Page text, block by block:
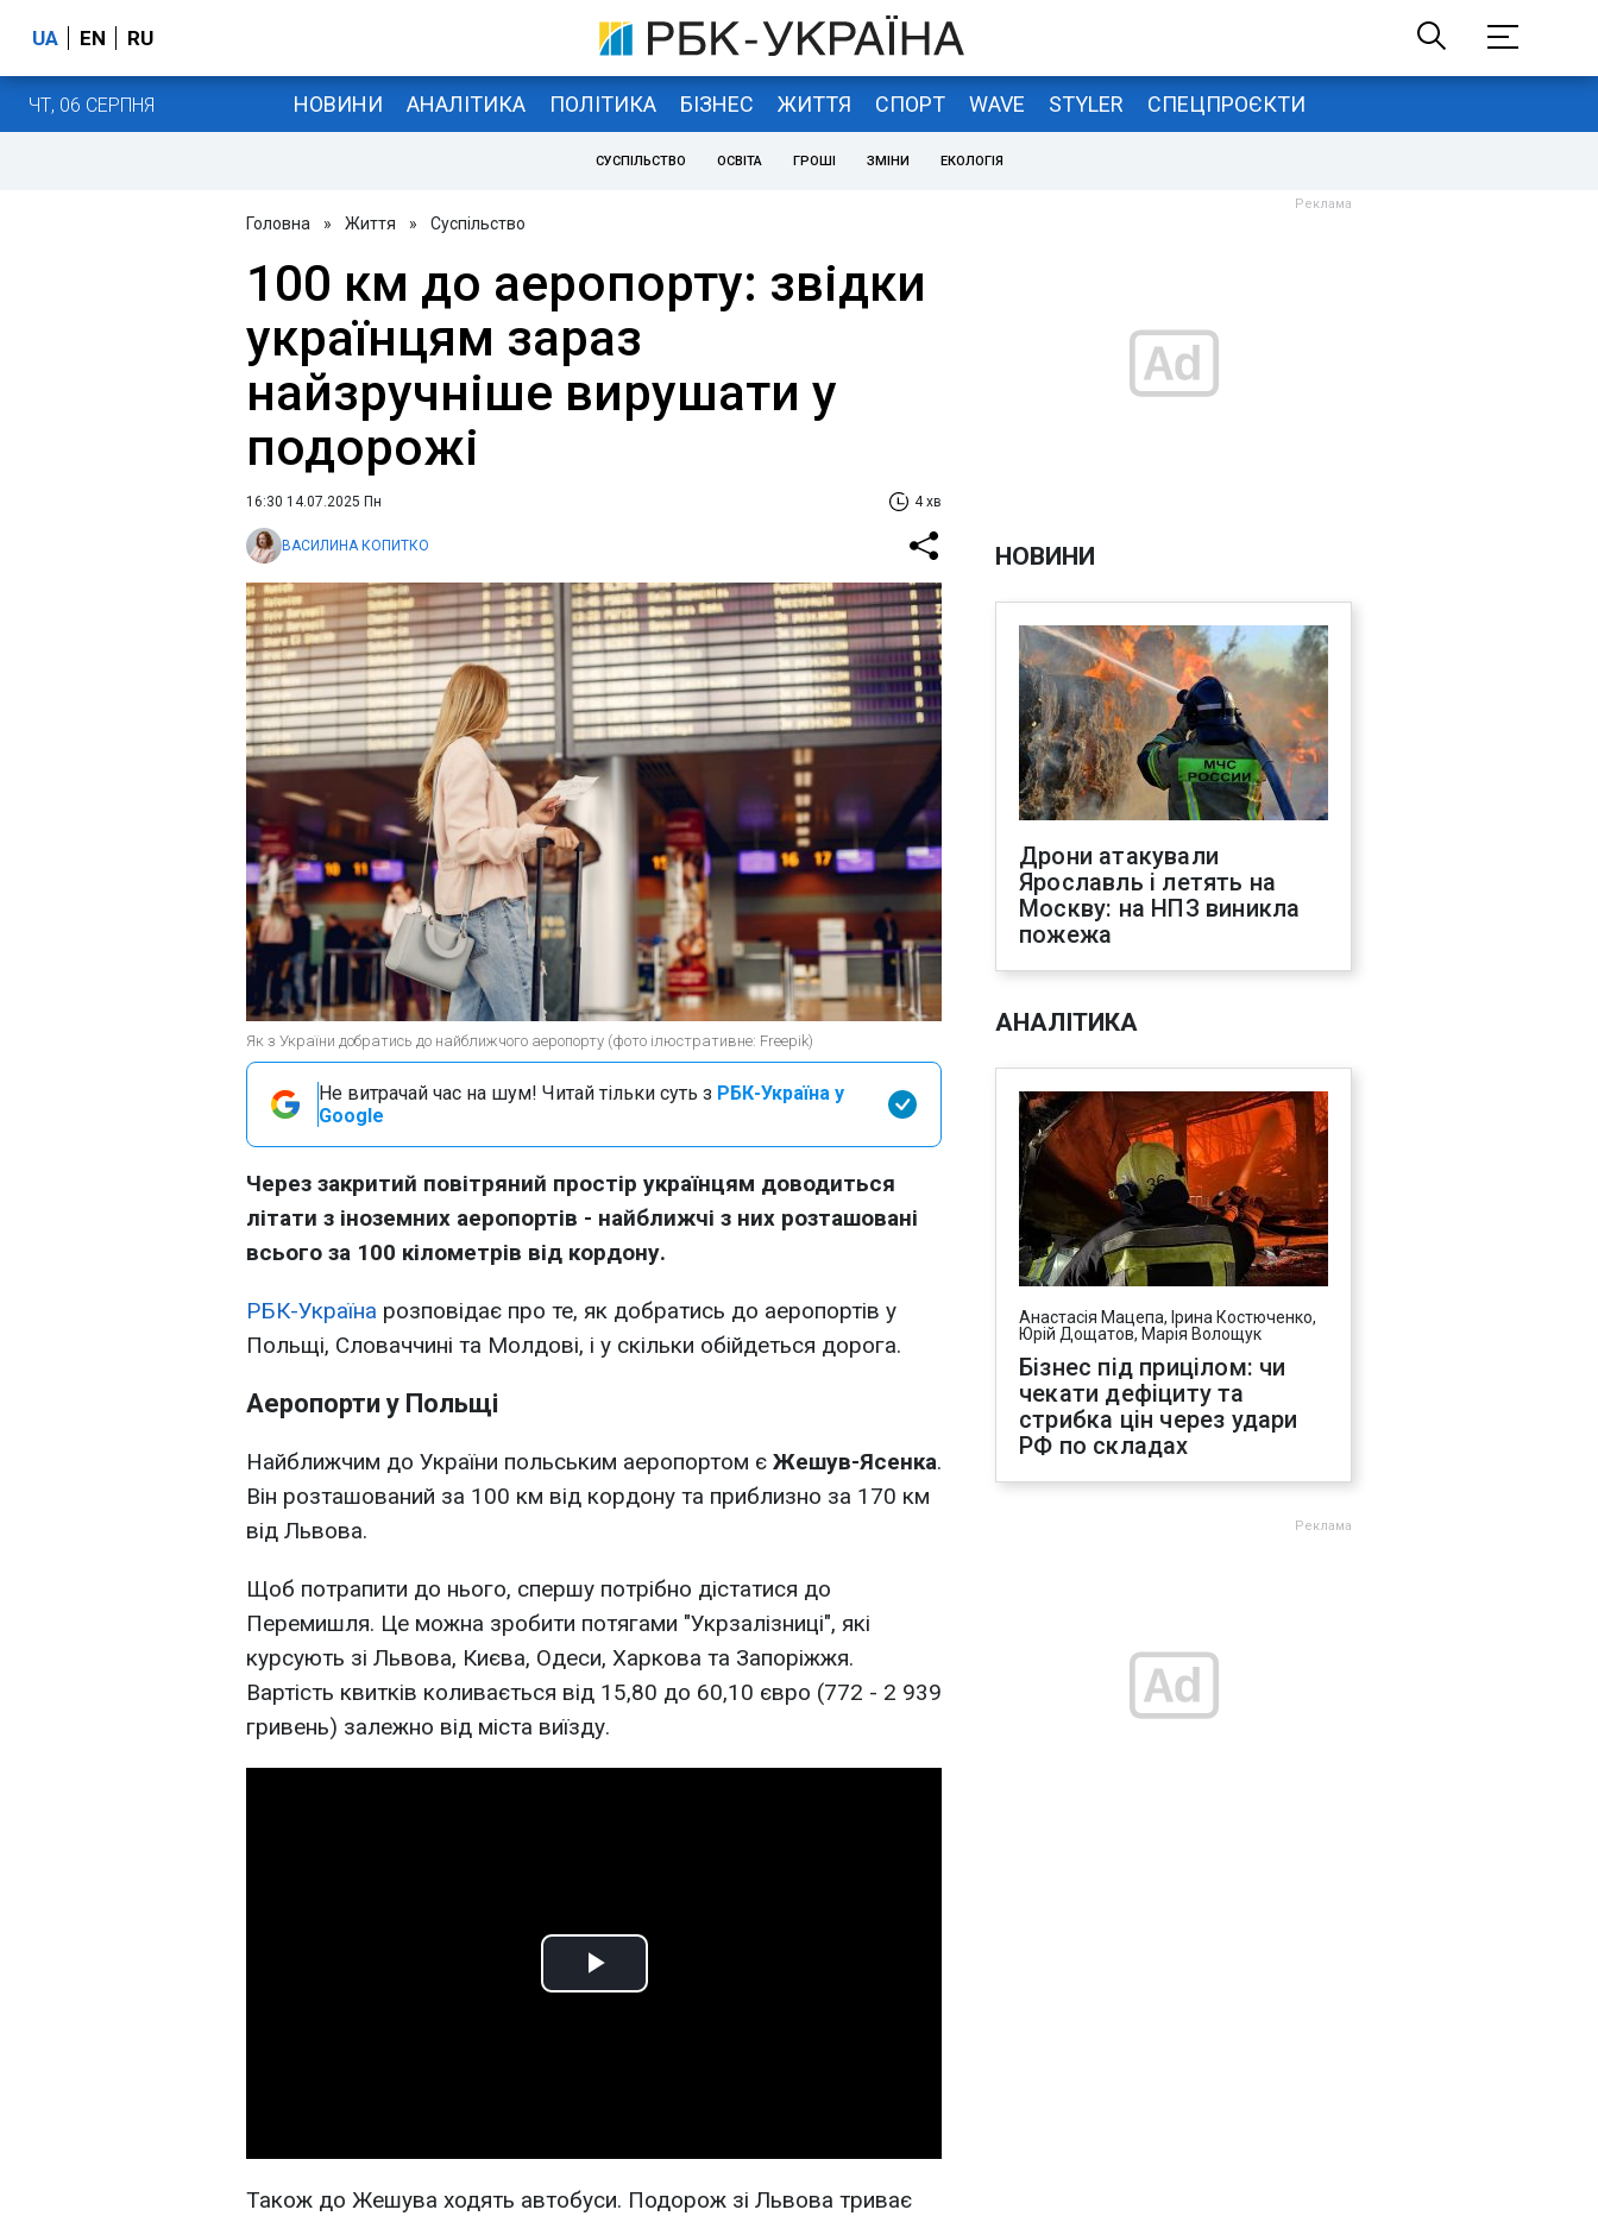
UA EN RU
ЧТ, 06 СЕРПНЯ НОВИНИ АНАЛІТИКА ПОЛІТИКА БІЗНЕС ЖИТТЯ СПОРТ WAVE STYLER СПЕЦПРОЄКТИ
СУСПІЛЬСТВО ОСВІТА ГРОШІ ЗМІНИ ЕКОЛОГІЯ
Головна » Життя » Суспільство
100 км до аеропорту: звідки
українцям зараз
найзручніше вирушати у
подорожі
16:30 14.07.2025 Пн 4 хв
ВАСИЛИНА КОПИТКО
Як з України добратись до найближчого аеропорту (фото ілюстративне: Freepik)
Не витрачай час на шум! Читай тільки суть з РБК-Україна у
Google
Через закритий повітряний простір українцям доводиться
літати з іноземних аеропортів - найближчі з них розташовані
всього за 100 кілометрів від кордону.
РБК-Україна розповідає про те, як добратись до аеропортів у
Польщі, Словаччині та Молдові, і у скільки обійдеться дорога.
Аеропорти у Польщі
Найближчим до України польським аеропортом є Жешув-Ясенка.
Він розташований за 100 км від кордону та приблизно за 170 км
від Львова.
Щоб потрапити до нього, спершу потрібно дістатися до
Перемишля. Це можна зробити потягами "Укрзалізниці", які
курсують зі Львова, Києва, Одеси, Харкова та Запоріжжя.
Вартість квитків коливається від 15,80 до 60,10 євро (772 - 2 939
гривень) залежно від міста виїзду.
Play
Також до Жешува ходять автобуси. Подорож зі Львова триває
НОВИНИ
Дрони атакували
Ярославль і летять на
Москву: на НПЗ виникла
пожежа
АНАЛІТИКА
Анастасія Мацепа, Ірина Костюченко,
Юрій Дощатов, Марія Волощук
Бізнес під прицілом: чи
чекати дефіциту та
стрибка цін через удари
РФ по складах